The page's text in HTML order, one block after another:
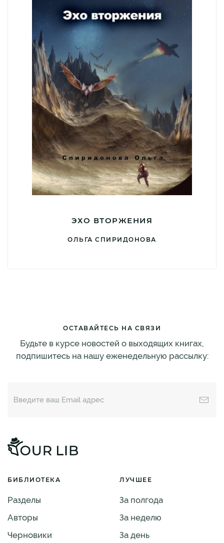
ЭХО ВТОРЖЕНИЯ
ОЛЬГА СПИРИДОНОВА
ОСТАВАЙТЕСЬ НА СВЯЗИ
Будьте в курсе новостей о выходящих книгах,
подпишитесь на нашу еженедельную рассылку:
БИБЛИОТЕКА
Разделы
Авторы
Черновики
ЛУЧШЕЕ
За полгода
За неделю
За день